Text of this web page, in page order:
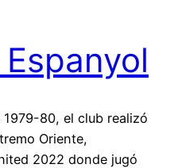
80, el club realizó
Oriente,
2022 donde jugó